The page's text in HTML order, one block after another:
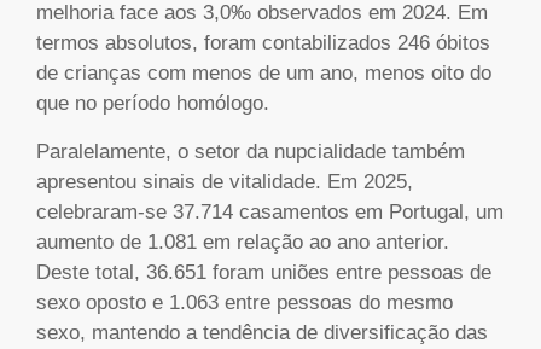
melhoria face aos 3,0‰ observados em 2024. Em
termos absolutos, foram contabilizados 246 óbitos
de crianças com menos de um ano, menos oito do
que no período homólogo.
Paralelamente, o setor da nupcialidade também
apresentou sinais de vitalidade. Em 2025,
celebraram-se 37.714 casamentos em Portugal, um
aumento de 1.081 em relação ao ano anterior.
Deste total, 36.651 foram uniões entre pessoas de
sexo oposto e 1.063 entre pessoas do mesmo
sexo, mantendo a tendência de diversificação das